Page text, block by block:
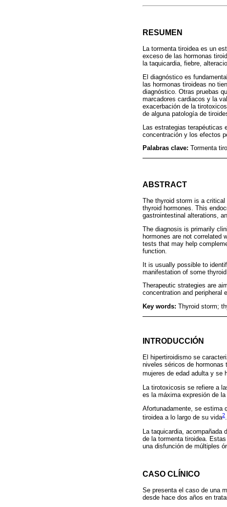
RESUMEN
La tormenta tiroidea es un
exceso de las hormonas
la taquicardia, fiebre,
El diagnóstico es
las hormonas tiroideas no
diagnóstico. Otras pruebas
marcadores cardiacos y la
exacerbación de la
de alguna patología de
Las estrategias terapéuticas
concentración y los efectos
Palabras clave: Tormenta
ABSTRACT
The thyroid storm is a
thyroid hormones. This
gastrointestinal alterations,
The diagnosis is primarily
hormones are not
tests that may help
function.
It is usually possible to
manifestation of some thyroid
Therapeutic strategies are
concentration and peripheral
Key words: Thyroid storm;
INTRODUCCIÓN
El hipertiroidismo se
niveles séricos de hormonas
mujeres de edad adulta y se
La tirotoxicosis se refiere a
es la máxima expresión de
Afortunadamente, se estima
tiroidea a lo largo de su vida2.
La taquicardia,
de la tormenta tiroidea.
una disfunción de múltiples
CASO CLÍNICO
Se presenta el caso de una
desde hace dos años en